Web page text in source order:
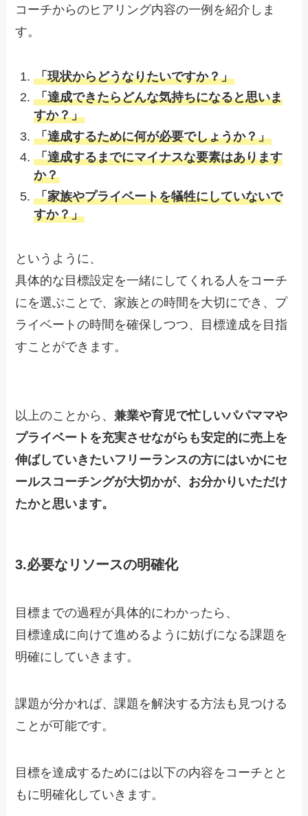
コーチからのヒアリング内容の一例を紹介しま
す。
「現状からどうなりたいですか？」
「達成できたらどんな気持ちになると思いま
すか？」
「達成するために何が必要でしょうか？」
「達成するまでにマイナスな要素はあります
か？
「家族やプライベートを犠牲にしていないで
すか？」
というように、
具体的な目標設定を一緒にしてくれる人をコーチ
にを選ぶことで、家族との時間を大切にでき、プ
ライベートの時間を確保しつつ、目標達成を目指
すことができます。
以上のことから、兼業や育児で忙しいパパママや
プライベートを充実させながらも安定的に売上を
伸ばしていきたいフリーランスの方にはいかにセ
ールスコーチングが大切かが、お分かりいただけ
たかと思います。
3.必要なリソースの明確化
目標までの過程が具体的にわかったら、
目標達成に向けて進めるように妨げになる課題を
明確にしていきます。
課題が分かれば、課題を解決する方法も見つける
ことが可能です。
目標を達成するためには以下の内容をコーチとと
もに明確化していきます。